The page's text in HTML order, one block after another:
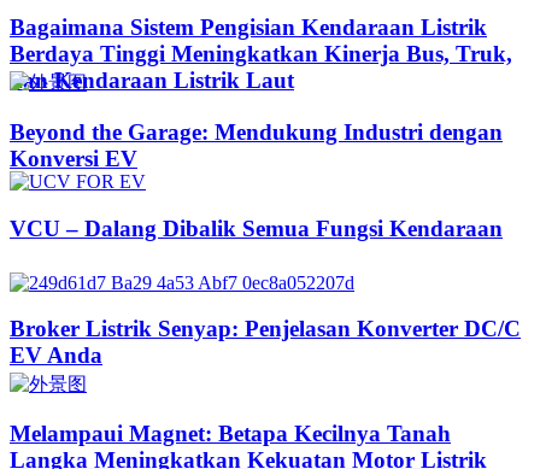
Bagaimana Sistem Pengisian Kendaraan Listrik
Berdaya Tinggi Meningkatkan Kinerja Bus, Truk,
dan Kendaraan Listrik Laut
Beyond the Garage: Mendukung Industri dengan
Konversi EV
VCU – Dalang Dibalik Semua Fungsi Kendaraan
Broker Listrik Senyap: Penjelasan Konverter DC/C
EV Anda
Melampaui Magnet: Betapa Kecilnya Tanah
Langka Meningkatkan Kekuatan Motor Listrik